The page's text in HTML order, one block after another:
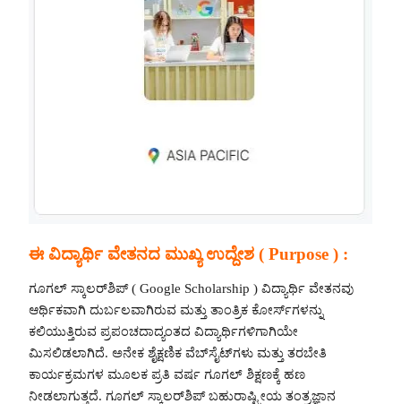
ಈ ವಿದ್ಯಾರ್ಥಿ ವೇತನದ ಮುಖ್ಯ ಉದ್ದೇಶ ( Purpose ) :
ಗೂಗಲ್ ಸ್ಕಾಲರ್‌ಶಿಪ್ ( Google Scholarship ) ವಿದ್ಯಾರ್ಥಿ ವೇತನವು
ಆರ್ಥಿಕವಾಗಿ ದುರ್ಬಲವಾಗಿರುವ ಮತ್ತು ತಾಂತ್ರಿಕ ಕೋರ್ಸ್‌ಗಳನ್ನು
ಕಲಿಯುತ್ತಿರುವ ಪ್ರಪಂಚದಾದ್ಯಂತದ ವಿದ್ಯಾರ್ಥಿಗಳಿಗಾಗಿಯೇ
ಮಿಸಲಿಡಲಾಗಿದೆ. ಅನೇಕ ಶೈಕ್ಷಣಿಕ ವೆಬ್‌ಸೈಟ್‌ಗಳು ಮತ್ತು ತರಬೇತಿ
ಕಾರ್ಯಕ್ರಮಗಳ ಮೂಲಕ ಪ್ರತಿ ವರ್ಷ ಗೂಗಲ್ ಶಿಕ್ಷಣಕ್ಕೆ ಹಣ
ನೀಡಲಾಗುತ್ತದೆ. ಗೂಗಲ್ ಸ್ಕಾಲರ್‌ಶಿಪ್ ಬಹುರಾಷ್ಟ್ರೀಯ ತಂತ್ರಜ್ಞಾನ